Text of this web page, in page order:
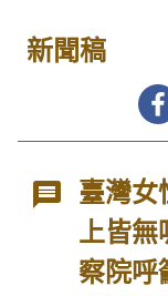
新聞稿
臺灣女
上皆無
察院呼